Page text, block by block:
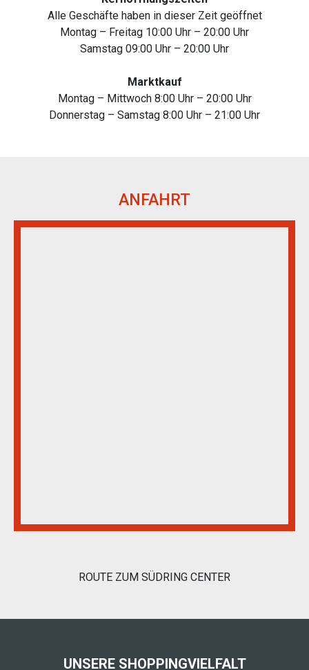
Alle Geschäfte haben in dieser Zeit geöffnet
Montag – Freitag 10:00 Uhr – 20:00 Uhr
Samstag 09:00 Uhr – 20:00 Uhr
Marktkauf
Montag – Mittwoch 8:00 Uhr – 20:00 Uhr
Donnerstag – Samstag 8:00 Uhr – 21:00 Uhr
ANFAHRT
ROUTE ZUM SÜDRING CENTER
UNSERE SHOPPINGVIELFALT